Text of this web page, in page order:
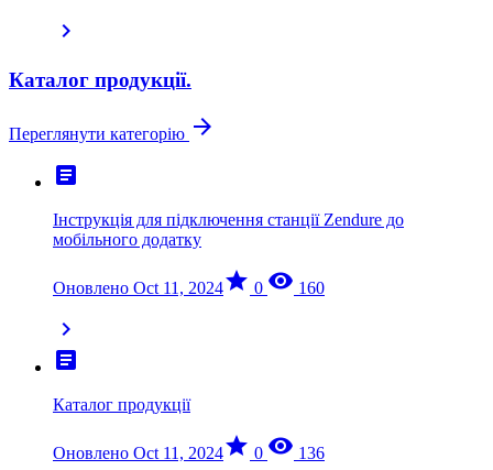
chevron_right
Каталог продукції.
Переглянути категорію arrow_forward
article
Інструкція для підключення станції Zendure до
мобільного додатку
Оновлено Oct 11, 2024star 0 visibility 160
chevron_right
article
Каталог продукції
Оновлено Oct 11, 2024star 0 visibility 136